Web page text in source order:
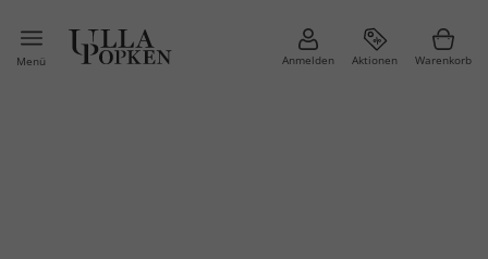
Menü Anmelden Aktionen Warenkorb